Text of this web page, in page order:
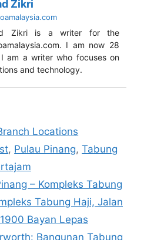
Zikri
Zikri is a writer for the
I am now 28
am a writer who focuses on
and technology.
Locations
, Pulau Pinang,Tabung
– Kompleks Tabung
Tabung Haji, Jalan
Bayan Lepas
Bangunan Tabung